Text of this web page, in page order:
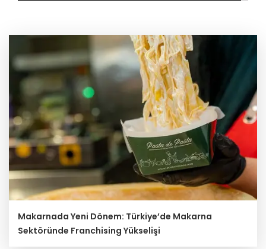
Makarnada Yeni Dönem: Türkiye’de Makarna
Sektöründe Franchising Yükselişi